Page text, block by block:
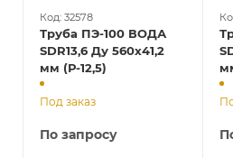
Код: 32578
Труба ПЭ-100 ВОДА
SDR13,6 Ду 560х41,2
мм (Р-12,5)
Под заказ
По запросу